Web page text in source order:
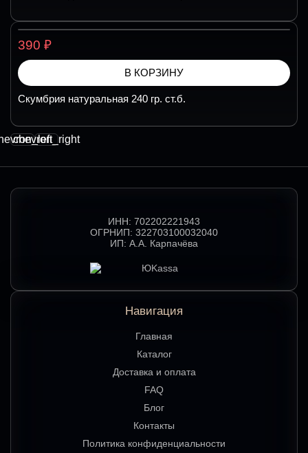
390 ₽
В КОРЗИНУ
Скумбрия натуральная 240 гр. ст.б.
chevron_right
ИНН: 702202221943
ОГРНИП: 322703100032040
ИП: А.А. Карпачёва
Навигация
Главная
Каталог
Доставка и оплата
FAQ
Блог
Контакты
Политика конфиденциальности